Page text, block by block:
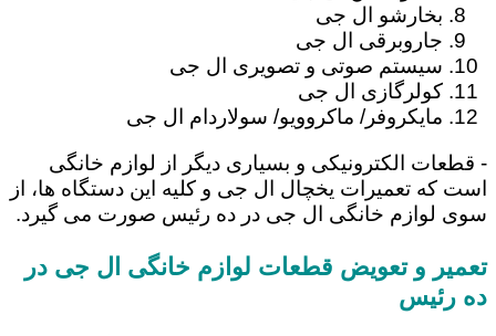
بخارشو ال جی
جاروبرقی ال جی
سیستم صوتی و تصویری ال جی
کولرگازی ال جی
مایکروفر/ ماکروویو/ سولاردام ال جی
- قطعات الکترونیکی و بسیاری دیگر از لوازم خانگی
است که تعمیرات یخچال ال جی و کلیه این دستگاه ها، از
سوی لوازم خانگی ال جی در ده رئیس صورت می گیرد.
تعمیر و تعویض قطعات لوازم خانگی ال جی در
ده رئیس